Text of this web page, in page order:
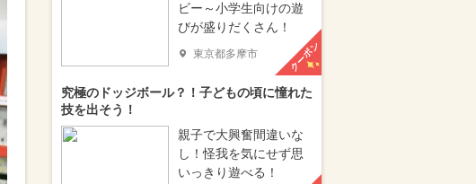
ビー～小学生向けの遊
びが盛りだくさん！
東京都多摩市 クーポン
究極のドッジボール？！子どもの頃に憧れた
技を出そう！
親子で大興奮間違いな
し！怪我を気にせず思
いっきり遊べる！